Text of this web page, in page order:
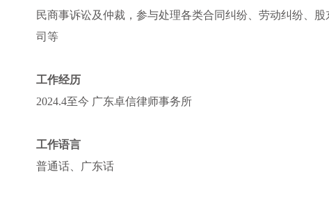
民商事诉讼及仲裁，参与处理各类合同纠纷、劳动纠纷、
司等
工作经历
2024.4至今 广东卓信律师事务所
工作语言
普通话、广东话